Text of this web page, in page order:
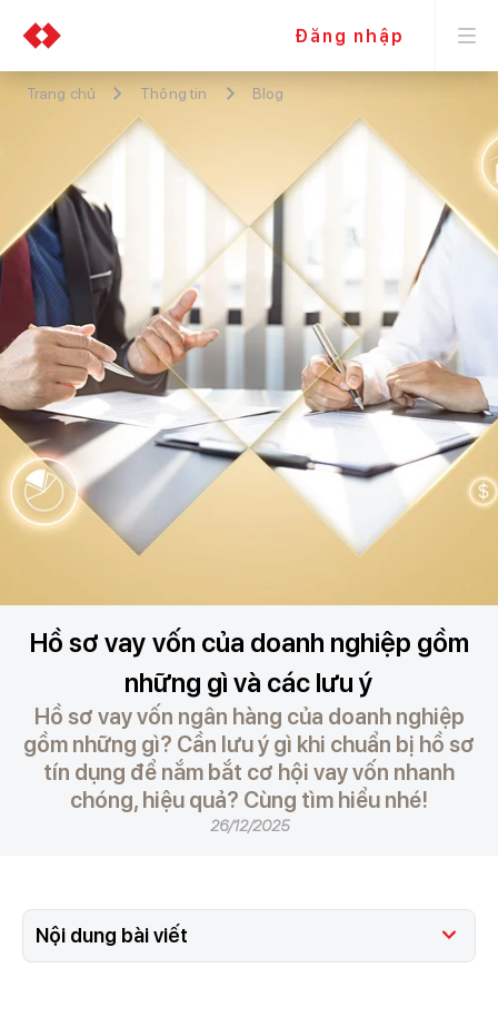
Đăng nhập
Trang chủ Thông tin Blog
Hồ sơ vay vốn của doanh nghiệp gồm
những gì và các lưu ý
Hồ sơ vay vốn ngân hàng của doanh nghiệp
gồm những gì? Cần lưu ý gì khi chuẩn bị hồ sơ
tín dụng để nắm bắt cơ hội vay vốn nhanh
chóng, hiệu quả? Cùng tìm hiểu nhé!
26/12/2025
Nội dung bài viết